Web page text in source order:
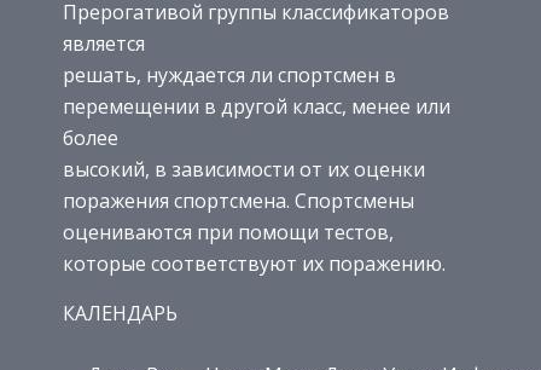
Прерогативой группы классификаторов
является
решать, нуждается ли спортсмен в
перемещении в другой класс, менее или
более
высокий, в зависимости от их оценки
поражения спортсмена. Спортсмены
оцениваются при помощи тестов,
которые соответствуют их поражению.
КАЛЕНДАРЬ